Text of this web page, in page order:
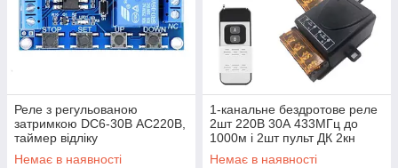
Реле з регульованою
затримкою DC6-30В AC220В,
таймер відліку
Немає в наявності
1-канальне бездротове реле
2шт 220В 30А 433МГц до
1000м і 2шт пульт ДК 2кн
Немає в наявності